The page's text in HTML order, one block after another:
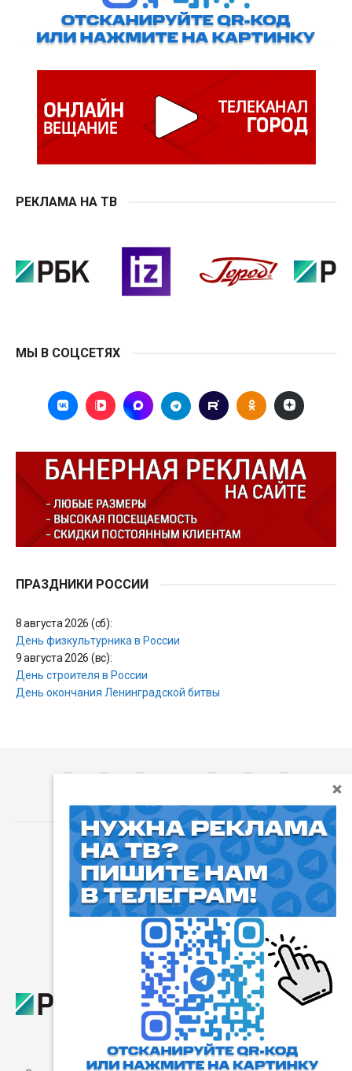
РЕКЛАМА НА ТВ
МЫ В СОЦСЕТЯХ
ПРАЗДНИКИ РОССИИ
8 августа 2026 (сб):
День физкультурника в России
9 августа 2026 (вс):
День строителя в России
День окончания Ленинградской битвы
Пользовательское соглашение